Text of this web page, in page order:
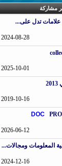
مشاركة
علامات تدل على...
2024-08-28
2025-10-01
2019-10-16
DOC
2026-06-12
المعلومات ومجالات...
2024-12-16